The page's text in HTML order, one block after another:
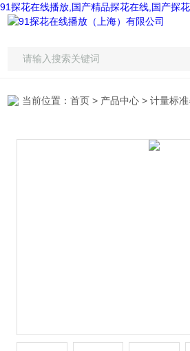
91探花在线播放,国产精品探花在线,国产探
当前位置：首页 > 产品中心 >计量标